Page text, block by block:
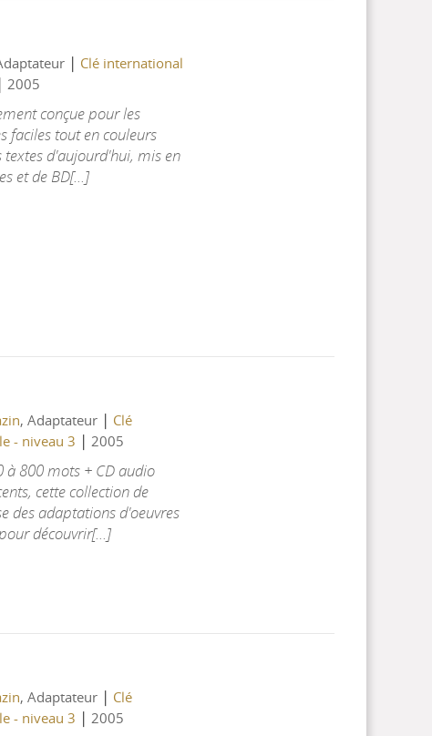
| Clé international
| 2005
conçue pour les
faciles tout en couleurs
textes d'aujourd'hui, mis en
et de BD[...]
, Adaptateur | Clé
- niveau 3 | 2005
à 800 mots + CD audio
cette collection de
des adaptations d'oeuvres
découvrir[...]
, Adaptateur | Clé
- niveau 3 | 2005